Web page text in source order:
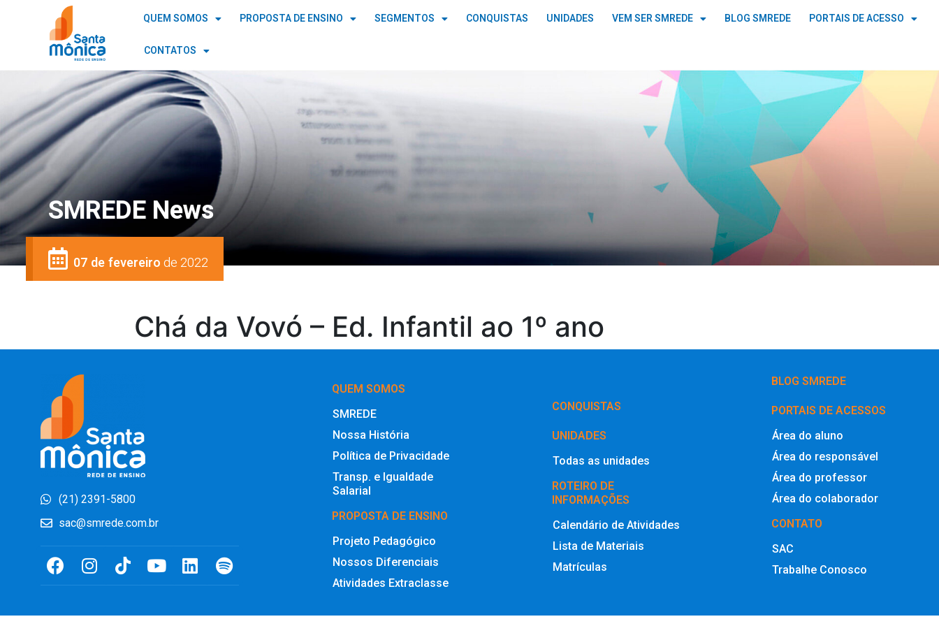
QUEM SOMOS PROPOSTA DE ENSINO SEGMENTOS CONQUISTAS UNIDADES VEM SER SMREDE BLOG SMREDE PORTAIS DE ACESSO
CONTATOS
SMREDE News
07 de fevereirode 2022
Chá da Vovó – Ed. Infantil ao 1º ano
(21) 2391-5800
sac@smrede.com.br
QUEM SOMOS
SMREDE
Nossa História
Política de Privacidade
Transp. e Igualdade
Salarial
PROPOSTA DE ENSINO
Projeto Pedagógico
Nossos Diferenciais
Atividades Extraclasse
‎CONQUISTAS
UNIDADES
Todas as unidades
ROTEIRO DE
INFORMAÇÕES
Calendário de Atividades
Lista de Materiais
Matrículas
BLOG SMREDE
PORTAIS DE ACESSOS
Área do aluno
Área do responsável
Área do professor
Área do colaborador
CONTATO
SAC
Trabalhe Conosco